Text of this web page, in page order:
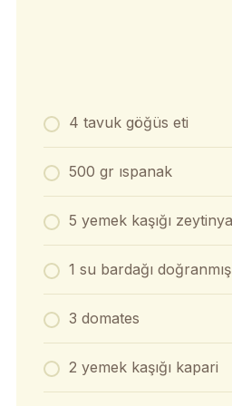
4 tavuk göğüs eti
500 gr ıspanak
5 yemek kaşığı
1 su bardağı
3 domates
2 yemek kaşığı kapari